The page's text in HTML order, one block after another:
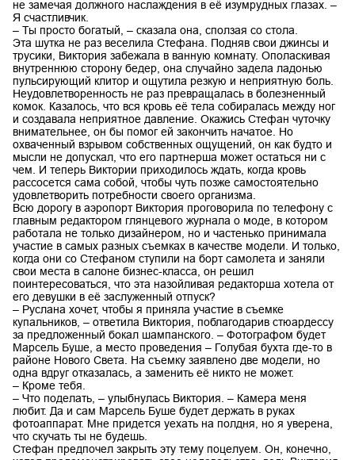
не замечая должного наслаждения в её изумрудных глазах. –
Я счастливчик.
– Ты просто богатый, – сказала она, сползая со стола.
Эта шутка не раз веселила Стефана. Подняв свои джинсы и
трусики, Виктория забежала в ванную комнату. Ополаскивая
внутреннюю сторону бедер, она случайно задела ладонью
пульсирующий клитор и ощутила резкую и неприятную боль.
Неудовлетворенность не раз превращалась в болезненный
комок. Казалось, что вся кровь её тела собиралась между ног
и создавала неприятное давление. Окажись Стефан чуточку
внимательнее, он бы помог ей закончить начатое. Но
охваченный взрывом собственных ощущений, он как будто и
мысли не допускал, что его партнерша может остаться ни с
чем. И теперь Виктории приходилось ждать, когда кровь
рассосется сама собой, чтобы чуть позже самостоятельно
удовлетворить потребности своего организма.
Всю дорогу в аэропорт Виктория проговорила по телефону с
главным редактором глянцевого журнала о моде, в котором
работала не только дизайнером, но и частенько принимала
участие в самых разных съемках в качестве модели. И только,
когда они со Стефаном ступили на борт самолета и заняли
свои места в салоне бизнес-класса, он решил
поинтересоваться, что эта назойливая редакторша хотела от
его девушки в её заслуженный отпуск?
– Руслана хочет, чтобы я приняла участие в съемке
купальников, – ответила Виктория, поблагодарив стюардессу
за предложенный бокал шампанского. – Фотографом будет
Марсель Буше, а место проведения – Голубая бухта где-то в
районе Нового Света. На съемку заявлено две модели, но
одна вдруг отказалась, а заменить её никто не может.
– Кроме тебя.
– Что поделать, – улыбнулась Виктория. – Камера меня
любит. Да и сам Марсель Буше будет держать в руках
фотоаппарат. Мне придется уехать на полдня, но я уверена,
что скучать ты не будешь.
Стефан предпочел закрыть эту тему поцелуем. Он, конечно,